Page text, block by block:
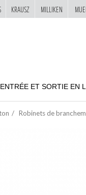
ENTRÉE ET SORTIE EN
Robinets de
KRAUSZ MILLIKEN